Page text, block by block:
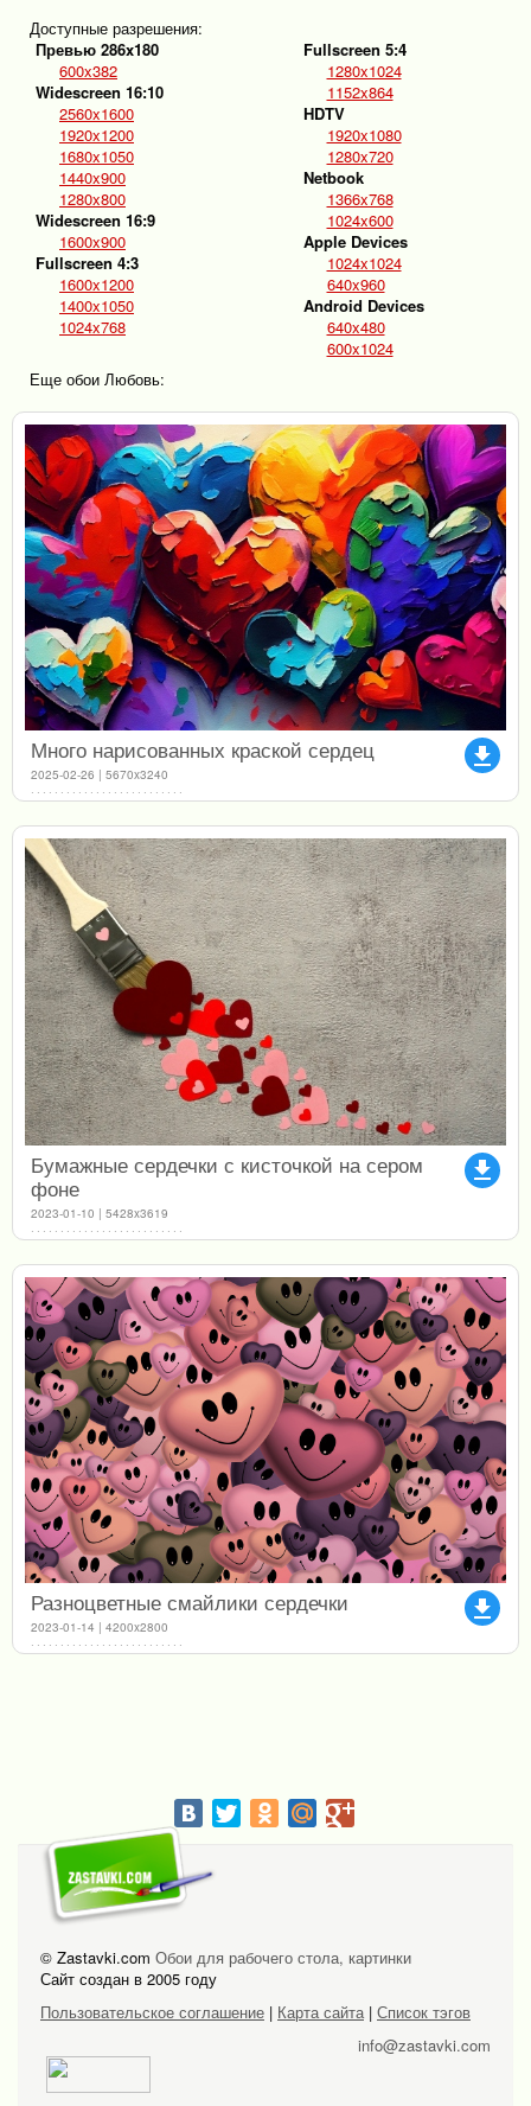
Доступные разрешения:
Превью 286x180
600x382
Widescreen 16:10
2560x1600
1920x1200
1680x1050
1440x900
1280x800
Widescreen 16:9
1600x900
Fullscreen 4:3
1600x1200
1400x1050
1024x768
Fullscreen 5:4
1280x1024
1152x864
HDTV
1920x1080
1280x720
Netbook
1366x768
1024x600
Apple Devices
1024x1024
640x960
Android Devices
640x480
600x1024
Еще обои Любовь:
file_download
Много нарисованных краской сердец
2025-02-26 | 5670x3240
file_download
Бумажные сердечки с кисточкой на сером
фоне
2023-01-10 | 5428x3619
file_download
Разноцветные смайлики сердечки
2023-01-14 | 4200x2800
© Zastavki.com Обои для рабочего стола, картинки
Сайт создан в 2005 году
Пользовательское соглашение | Карта сайта| Список тэгов
info@zastavki.com